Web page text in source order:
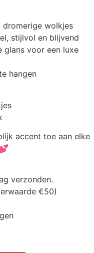
wolkjes
stijlvol en blijvend
voor een luxe
hangen
accent toe aan elke
verzonden.
€50)